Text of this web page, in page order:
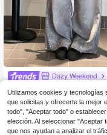
Dazy Weekend
DAZY Jeans de mezclilla
casuales de pierna ancha
mpado de leopardo estilo
ara mujer
$26.25 -25%
Utilizamos cookies y tecnologías
que solicitas y ofrecerte la mejor
todo", "Aceptar todo" o
elección. Al seleccionar "Aceptar
que nos ayudan a analizar el